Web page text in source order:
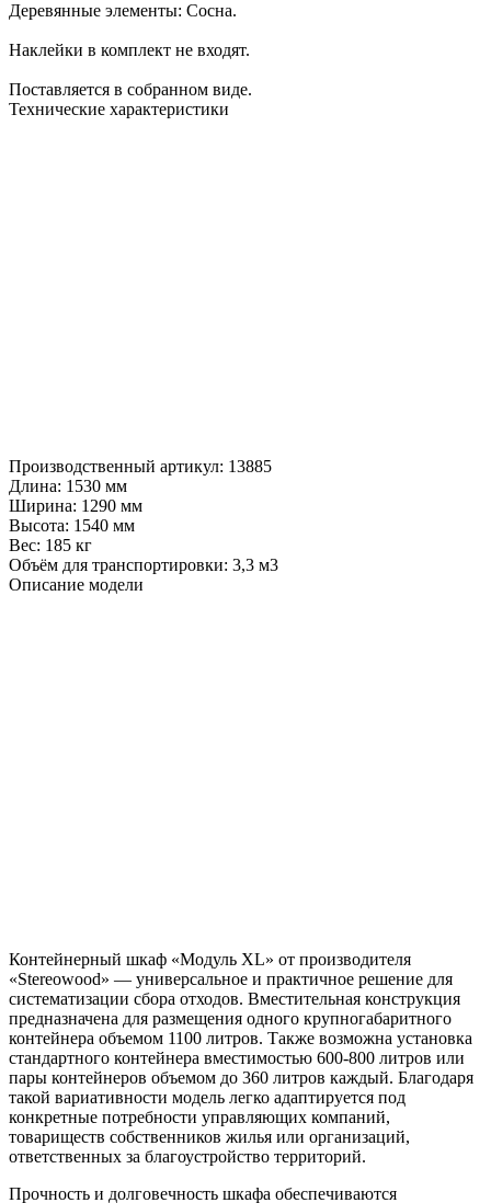
Деревянные элементы: Сосна.
Наклейки в комплект не входят.
Поставляется в собранном виде.
Технические характеристики
Производственный артикул: 13885
Длина: 1530 мм
Ширина: 1290 мм
Высота: 1540 мм
Вес: 185 кг
Объём для транспортировки: 3,3 м3
Описание модели
Контейнерный шкаф «Модуль XL» от производителя
«Stereowood» — универсальное и практичное решение для
систематизации сбора отходов. Вместительная конструкция
предназначена для размещения одного крупногабаритного
контейнера объемом 1100 литров. Также возможна установка
стандартного контейнера вместимостью 600-800 литров или
пары контейнеров объемом до 360 литров каждый. Благодаря
такой вариативности модель легко адаптируется под
конкретные потребности управляющих компаний,
товариществ собственников жилья или организаций,
ответственных за благоустройство территорий.
Прочность и долговечность шкафа обеспечиваются